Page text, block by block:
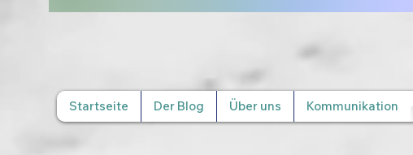
Startseite Der Blog Über uns Kommunikation